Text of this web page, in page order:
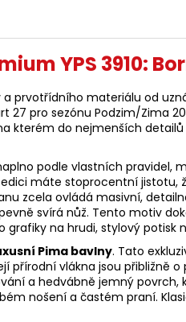
YPS 3910:
prvotřídního materiálu od
27 pro sezónu Podzim/Zima
kterém do nejmenších
podle vlastních
máte stoprocentní
zcela ovládá masivní,
svírá nůž. Tento motiv
na hrudi, stylový potisk
Pima bavlny. Tato
vlákna jsou přibližně
a hedvábně jemný
nošení a častém praní.